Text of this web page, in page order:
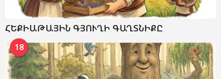
ՀԵՔԻԱԹԱՅԻՆ ԳՅՈՒՂԻ ԳԱՂՏՆԻՔԸ
18